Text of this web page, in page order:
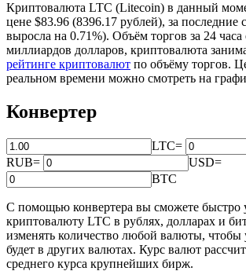
Криптовалюта LTC (Litecoin) в данный
цене $83.96 (8396.17 рублей), за последние
выросла на 0.71%). Объём торгов за 24 часа
миллиардов долларов, криптовалюта
рейтинге криптовалют по объёму торгов.
реальном времени можно смотреть на
Конвертер
LTC=
RUB= USD=
BTC
С помощью конвертера вы сможете быстро
криптовалюту LTC в рублях, долларах и
изменять количество любой валюты, чтобы
будет в других валютах. Курс валют
среднего курса крупнейших бирж.